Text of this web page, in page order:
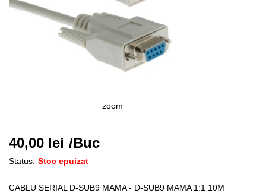
zoom
40,00 lei /Buc
Status: Stoc epuizat
CABLU SERIAL D-SUB9 MAMA - D-SUB9 MAMA 1:1 10M